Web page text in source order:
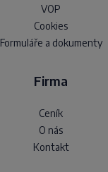
VOP
Cookies
Formuláře a dokumenty
Firma
Ceník
O nás
Kontakt